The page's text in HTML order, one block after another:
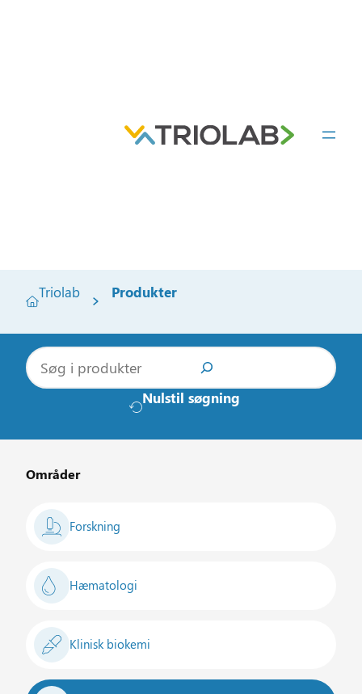
Triolab Produkter
S
ø
g
Nulstil søgning
Områder
Forskning
Hæmatologi
Klinisk biokemi